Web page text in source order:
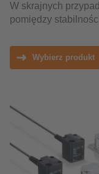
W skrajnych
pomiędzy
Wybierz produkt